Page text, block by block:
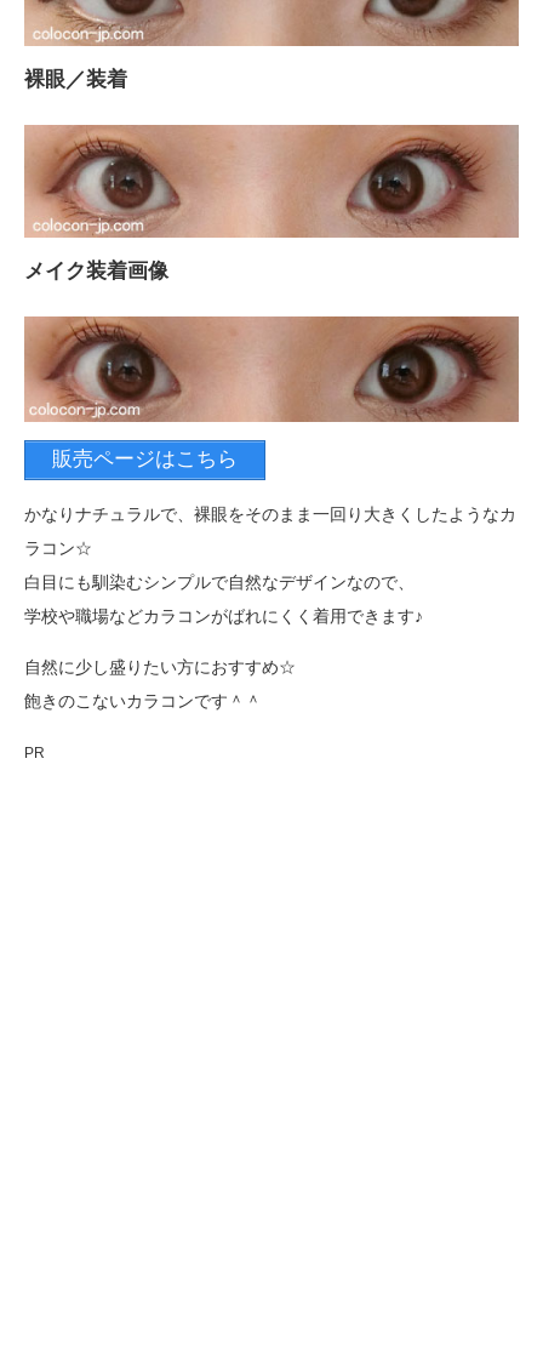
裸眼／装着
メイク装着画像
販売ページはこちら
かなりナチュラルで、裸眼をそのまま一回り大きくしたようなカ
ラコン☆
白目にも馴染むシンプルで自然なデザインなので、
学校や職場などカラコンがばれにくく着用できます♪
自然に少し盛りたい方におすすめ☆
飽きのこないカラコンです＾＾
PR